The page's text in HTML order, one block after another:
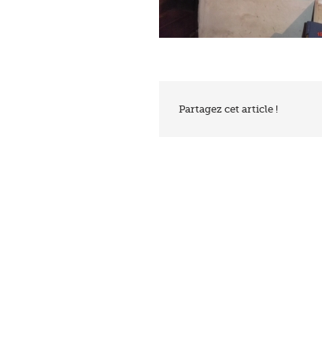
Partagez cet article !